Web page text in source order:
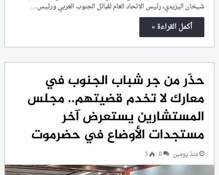
شيخان اليزيدي، رئيس الاتحاد العام لقبائل الجنوب العربي ورئيس…
أكمل القراءة »
حذّر من جر شباب الجنوب في
معارك لا تخدم قضيتهم.. مجلس
المستشارين يستعرض آخر
مستجدات الأوضاع في حضرموت
منذ يومين 0
3